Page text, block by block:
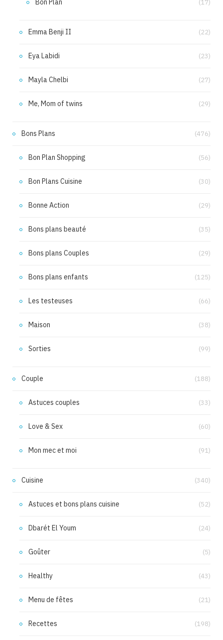
Bon Plan (17)
Emma Benji II (22)
Eya Labidi (23)
Mayla Chelbi (27)
Me, Mom of twins (29)
Bons Plans (476)
Bon Plan Shopping (56)
Bon Plans Cuisine (30)
Bonne Action (29)
Bons plans beauté (35)
Bons plans Couples (29)
Bons plans enfants (125)
Les testeuses (66)
Maison (38)
Sorties (99)
Couple (188)
Astuces couples (33)
Love & Sex (60)
Mon mec et moi (91)
Cuisine (340)
Astuces et bons plans cuisine (52)
Dbarét El Youm (24)
Goûter (5)
Healthy (43)
Menu de fêtes (21)
Recettes (198)